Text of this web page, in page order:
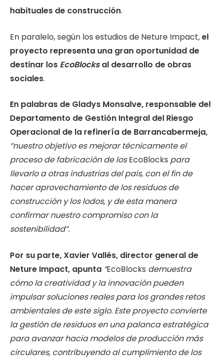
habituales de construcción.
En paralelo, según los estudios de Neture Impact,el
proyecto representa una gran oportunidad de
destinar los EcoBlocksal desarrollo de obras
sociales.
En palabras de Gladys Monsalve, responsable del
Departamento de Gestión Integral del Riesgo
Operacional de la refinería de Barrancabermeja,
“nuestro objetivo es mejorar técnicamente el
proceso de fabricación de losEcoBlocks para
llevarlo a otras industrias del país, con el fin de
hacer aprovechamiento de los residuos de
construcción y los lodos, y de esta manera
confirmar nuestro compromiso con la
sostenibilidad”.
Por su parte, Xavier Vallés, director general de
Neture Impact, apunta “EcoBlocks demuestra
cómo la creatividad y la innovación pueden
impulsar soluciones reales para los grandes retos
ambientales de este siglo. Este proyecto convierte
la gestión de residuos en una palanca estratégica
para avanzar hacia modelos de producción más
circulares, contribuyendo al cumplimiento de los